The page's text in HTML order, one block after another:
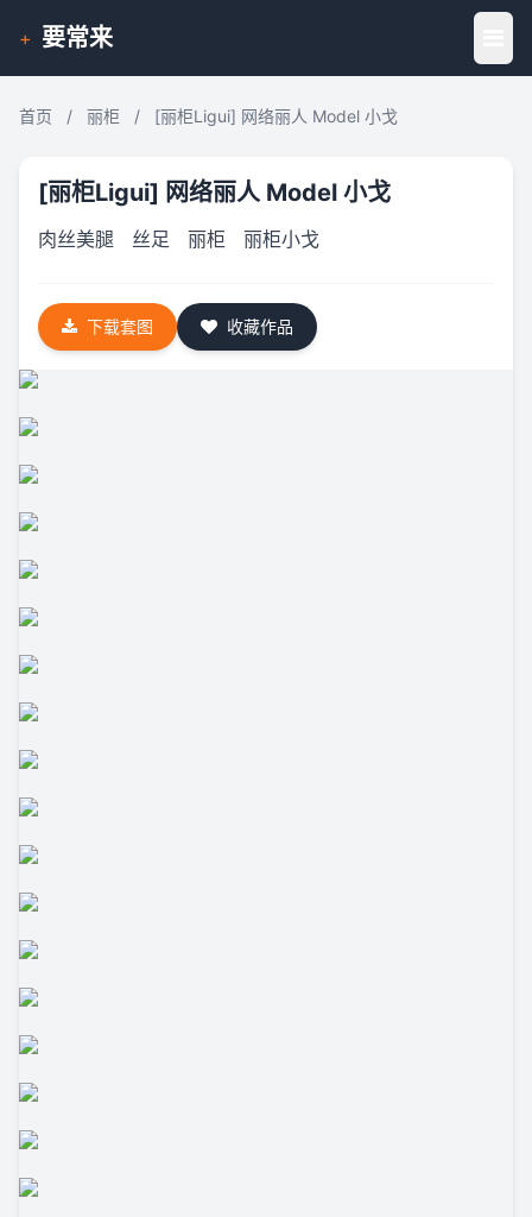
+ 要常来
首页 / 丽柜 / [丽柜Ligui] 网络丽人 Model 小戈
[丽柜Ligui] 网络丽人 Model 小戈
肉丝美腿 丝足 丽柜 丽柜小戈
下载套图 收藏作品